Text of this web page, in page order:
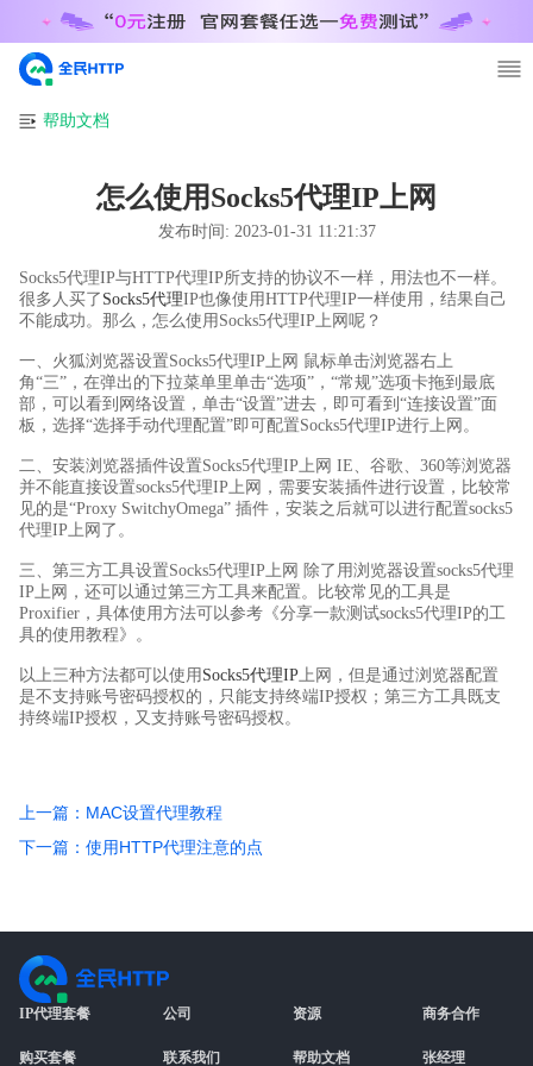
帮助文档
怎么使用Socks5代理IP上网
发布时间: 2023-01-31 11:21:37
Socks5代理IP与HTTP代理IP所支持的协议不一样，用法也不一样。
很多人买了 Socks5代理IP也像使用HTTP代理IP一样使用，结果自己
不能成功。那么，怎么使用Socks5代理IP上网呢？
一、火狐浏览器设置Socks5代理IP上网 鼠标单击浏览器右上
角“三”，在弹出的下拉菜单里单击“选项”，“常规”选项卡拖到最底
部，可以看到网络设置，单击“设置”进去，即可看到“连接设置”面
板，选择“选择手动代理配置”即可配置Socks5代理IP进行上网。
二、安装浏览器插件设置Socks5代理IP上网 IE、谷歌、360等浏览器
并不能直接设置socks5代理IP上网，需要安装插件进行设置，比较常
见的是“Proxy SwitchyOmega” 插件，安装之后就可以进行配置socks5
代理IP上网了。
三、第三方工具设置Socks5代理IP上网 除了用浏览器设置socks5代理
IP上网，还可以通过第三方工具来配置。比较常见的工具是
Proxifier，具体使用方法可以参考《分享一款测试socks5代理IP的工
具的使用教程》。
以上三种方法都可以使用 Socks5代理IP上网，但是通过浏览器配置
是不支持账号密码授权的，只能支持终端IP授权；第三方工具既支
持终端IP授权，又支持账号密码授权。
上一篇：MAC设置代理教程
下一篇：使用HTTP代理注意的点
IP代理套餐
购买套餐
公司
联系我们
资源
帮助文档
商务合作
张经理